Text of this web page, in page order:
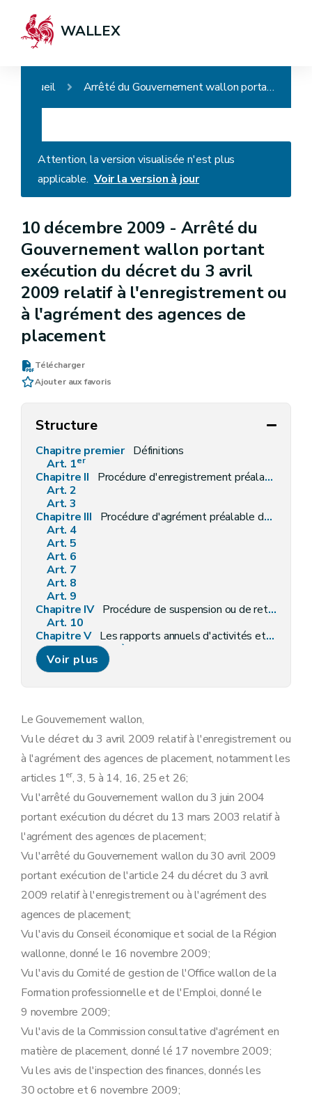
WALLEX
Accueil Arrêté du Gouvernement wallon portant exécution du décret du 3 avril 2009 relatif à l'enregistrement ou à l'agrément des agences de placement
Attention, la version visualisée n'est plus
applicable. Voir la version à jour
10 décembre 2009 - Arrêté du
Gouvernement wallon portant
exécution du décret du 3 avril
2009 relatif à l'enregistrement ou
à l'agrément des agences de
placement
Télécharger
Ajouter aux favoris
Structure
Chapitre premier Définitions
Art. 1er
Chapitre II
Procédure d'enregistrement préalable de l'agence de placement
Art. 2
Art. 3
Chapitre III
Procédure d'agrément préalable de l'agence de travail intérimaire
Art. 4
Art. 5
Art. 6
Art. 7
Art. 8
Art. 9
Chapitre IV Procédure de suspension ou de retrait de l'agrément de l'agence de travail intérimaire ou de l'enregistrement de l'agence de placement
Art. 10
Chapitre V Les rapports annuels d'activités et les données utiles à la transparence du marché régional du travail
Section première
Art. 11
Section 2
Art. 13
Dispositions générales, abrogatoires, transitoires et finales
Art. 14
Art. 15
Art. 16
Art. 17
Art. 18
Art. 19
Voir plus
Le Gouvernement wallon,
Vu le décret du 3 avril 2009 relatif à l'enregistrement ou
à l'agrément des agences de placement, notamment les
articles 1er, 3, 5 à 14, 16, 25 et 26;
Vu l'arrêté du Gouvernement wallon du 3 juin 2004
portant exécution du décret du 13 mars 2003 relatif à
l'agrément des agences de placement;
Vu l'arrêté du Gouvernement wallon du 30 avril 2009
portant exécution de l'article 24 du décret du 3 avril
2009 relatif à l'enregistrement ou à l'agrément des
agences de placement;
Vu l'avis du Conseil économique et social de la Région
wallonne, donné le 16 novembre 2009;
Vu l'avis du Comité de gestion de l'Office wallon de la
Formation professionnelle et de l'Emploi, donné le
9 novembre 2009;
Vu l'avis de la Commission consultative d'agrément en
matière de placement, donné lé 17 novembre 2009;
Vu les avis de l'inspection des finances, donnés les
30 octobre et 6 novembre 2009;